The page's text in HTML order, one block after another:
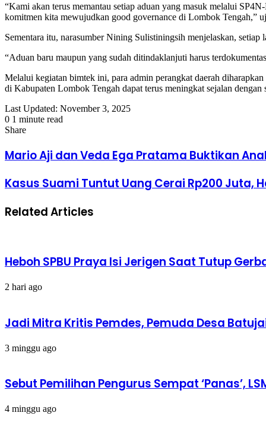
“Kami akan terus memantau setiap aduan yang masuk melalui
komitmen kita mewujudkan good governance di Lombok Tengah,”
Sementara itu, narasumber Nining Sulistiningsih menjelaskan,
“Aduan baru maupun yang sudah ditindaklanjuti harus
Melalui kegiatan bimtek ini, para admin perangkat daerah
di Kabupaten Lombok Tengah dapat terus meningkat sejalan
Last Updated: November 3, 2025
0 1 minute read
Facebook
Twitter
LinkedIn
Tumblr
Pinterest
Reddit
VKontakte
Odnoklassniki
Pocket
Share
via
Email
Mario Aji dan Veda Ega Pratama Buktikan
Kasus Suami Tuntut Uang Cerai Rp200 Juta,
Related Articles
Heboh SPBU Praya Isi Jerigen Saat Tutup
2 hari ago
Jadi Mitra Kritis Pemdes, Pemuda Desa
3 minggu ago
Sebut Pemilihan Pengurus Sempat ‘Panas’,
4 minggu ago